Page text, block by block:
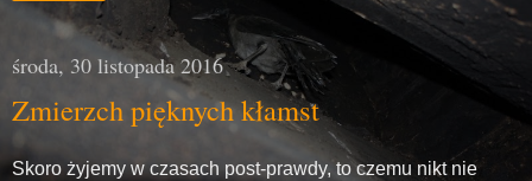
środa, 30 listopada 2016
Zmierzch pięknych kłamst
Skoro żyjemy w czasach post-prawdy, to czemu nikt nie